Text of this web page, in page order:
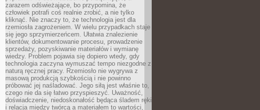
zarazem odświeżające, bo przypomina, że
człowiek potrafi coś realnie zrobić, a nie tylko
kliknąć. Nie znaczy to, że technologia jest dla
rzemiosła zagrożeniem. W wielu przypadkach staje
się jego sprzymierzeńcem. Ułatwia znalezienie
klientów, dokumentowanie procesu, prowadzenie
sprzedaży, pozyskiwanie materiałów i wymianę
wiedzy. Problem pojawia się dopiero wtedy, gdy
technologia zaczyna wymuszać tempo niezgodne z
naturą ręcznej pracy. Rzemiosło nie wygrywa z
masową produkcją szybkością i nie powinno
próbować jej naśladować. Jego siłą jest właśnie to,
czego nie da się łatwo przyspieszyć. Uważność,
doświadczenie, niedoskonałość będąca śladem ręki
i relacja między twórcą a materiałem to wartości,